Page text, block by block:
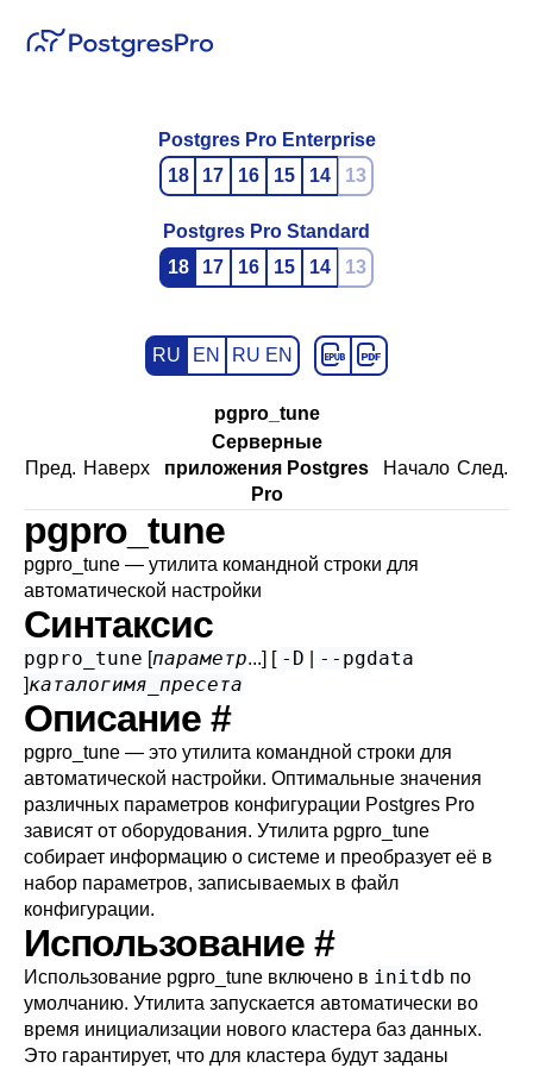
Postgres Pro Enterprise
18
17 16 15 14 13
Postgres Pro Standard
18
17 16 15 14 13
RU EN RU EN
pgpro_tune
Пред. Наверх
Серверные
приложения Postgres
Pro
Начало След.
pgpro_tune
pgpro_tune — утилита командной строки для
автоматической настройки
Синтаксис
pgpro_tune [параметр...] [ -D --pgdata
]каталогимя_пресета
Описание #
pgpro_tune — это утилита командной строки для
автоматической настройки. Оптимальные значения
различных параметров конфигурации Postgres Pro
зависят от оборудования. Утилита pgpro_tune
собирает информацию о системе и преобразует её в
набор параметров, записываемых в файл
конфигурации.
Использование #
Использование pgpro_tune включено в initdb по
умолчанию. Утилита запускается автоматически во
время инициализации нового кластера баз данных.
Это гарантирует, что для кластера будут заданы